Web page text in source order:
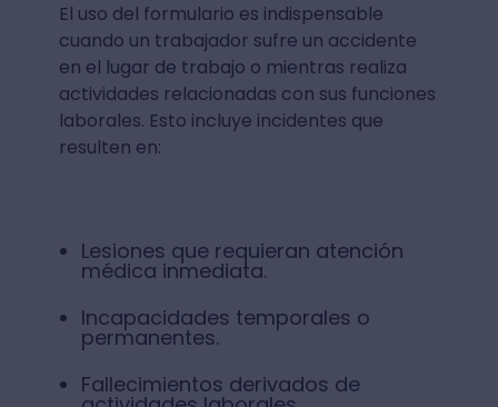
El uso del formulario es indispensable
cuando un trabajador sufre un accidente
en el lugar de trabajo o mientras realiza
actividades relacionadas con sus funciones
laborales. Esto incluye incidentes que
resulten en:
Lesiones que requieran atención
médica inmediata.
Incapacidades temporales o
permanentes.
Fallecimientos derivados de